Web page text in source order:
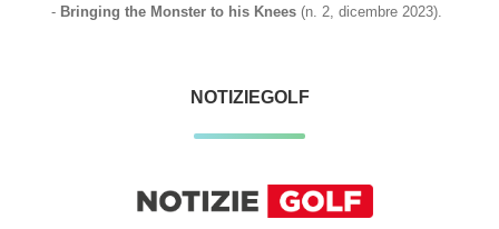
- Bringing the Monster to his Knees (n. 2, dicembre 2023).
NOTIZIEGOLF